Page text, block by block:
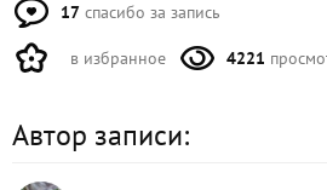
17 спасибо за запись
в избранное 4221
Автор записи: